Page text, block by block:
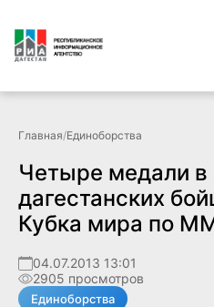
Главная/Единоборства
Четыре медали в
дагестанских
Кубка мира по
04.07.2013 13:01
2905 просмотров
Единоборства